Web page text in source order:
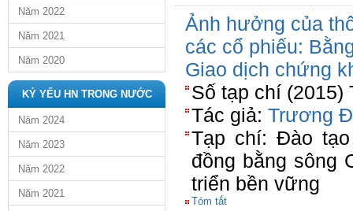
Năm 2022
Năm 2021
Năm 2020
KỶ YẾU HN TRONG NƯỚC
Năm 2024
Năm 2023
Năm 2022
Năm 2021
Ảnh hưởng của
các cổ phiếu:
Giao dịch chứng
Số tạp chí (2015)
Tác giả: Trương
Tạp chí: Đào
đồng bằng sông
triển bền vững
Tóm tắt